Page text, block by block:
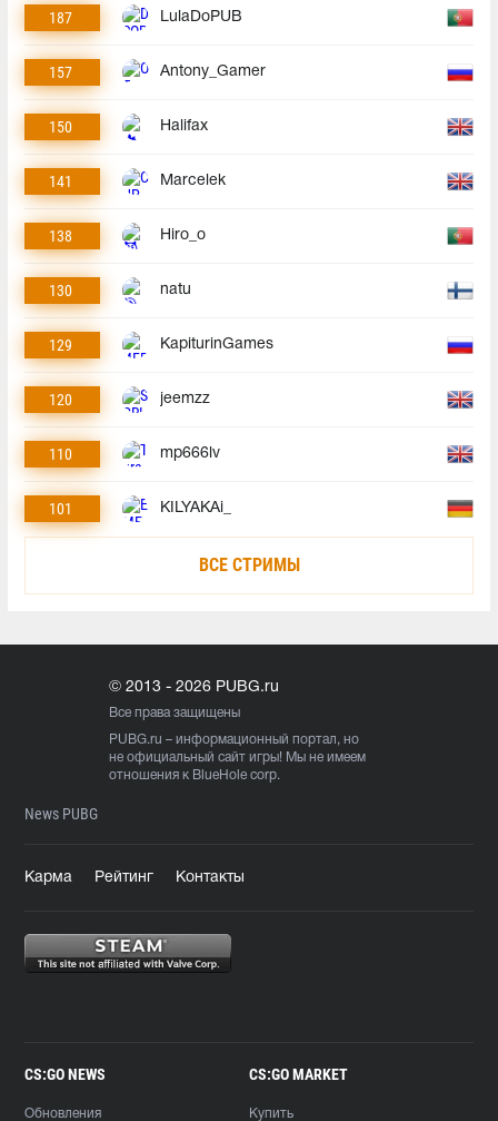
187 LulaDoPUB
157 Antony_Gamer
150 Halifax
141 Marcelek
138 Hiro_o
130 natu
129 KapiturinGames
120 jeemzz
110 mp666lv
101 KILYAKAi_
ВСЕ СТРИМЫ
© 2013 - 2026 PUBG.ru
Все права защищены
PUBG.ru – информационный портал, но
не официальный сайт игры! Мы не имеем
отношения к BlueHole corp.
News PUBG
Карма Рейтинг Контакты
CS:GO NEWS
Обновления
CS:GO MARKET
Купить